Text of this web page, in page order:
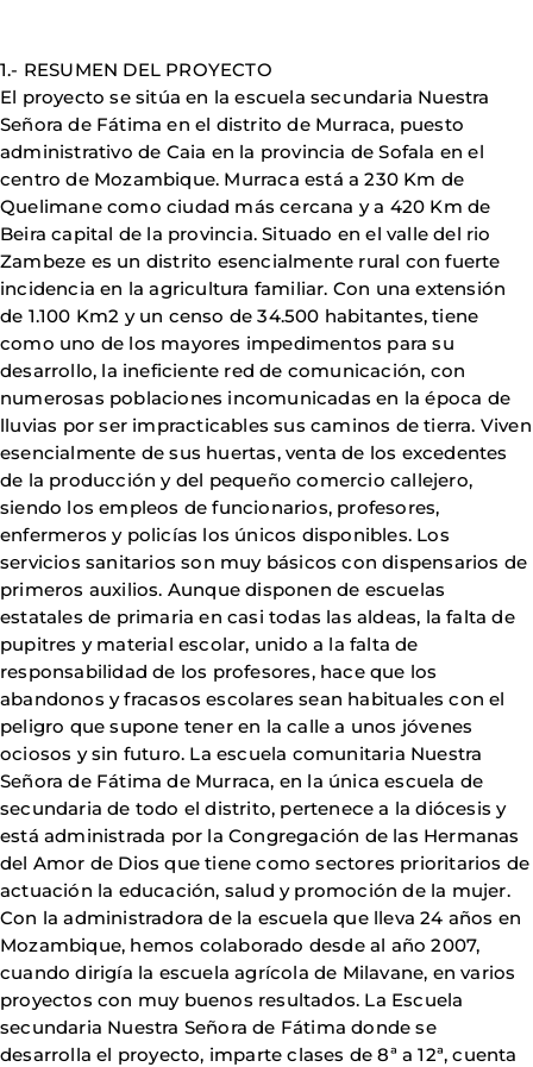
1.- RESUMEN DEL PROYECTO
El proyecto se sitúa en la escuela secundaria Nuestra
Señora de Fátima en el distrito de Murraca, puesto
administrativo de Caia en la provincia de Sofala en el
centro de Mozambique. Murraca está a 230 Km de
Quelimane como ciudad más cercana y a 420 Km de
Beira capital de la provincia. Situado en el valle del rio
Zambeze es un distrito esencialmente rural con fuerte
incidencia en la agricultura familiar. Con una extensión
de 1.100 Km2 y un censo de 34.500 habitantes, tiene
como uno de los mayores impedimentos para su
desarrollo, la ineficiente red de comunicación, con
numerosas poblaciones incomunicadas en la época de
lluvias por ser impracticables sus caminos de tierra. Viven
esencialmente de sus huertas, venta de los excedentes
de la producción y del pequeño comercio callejero,
siendo los empleos de funcionarios, profesores,
enfermeros y policías los únicos disponibles. Los
servicios sanitarios son muy básicos con dispensarios de
primeros auxilios. Aunque disponen de escuelas
estatales de primaria en casi todas las aldeas, la falta de
pupitres y material escolar, unido a la falta de
responsabilidad de los profesores, hace que los
abandonos y fracasos escolares sean habituales con el
peligro que supone tener en la calle a unos jóvenes
ociosos y sin futuro. La escuela comunitaria Nuestra
Señora de Fátima de Murraca, en la única escuela de
secundaria de todo el distrito, pertenece a la diócesis y
está administrada por la Congregación de las Hermanas
del Amor de Dios que tiene como sectores prioritarios de
actuación la educación, salud y promoción de la mujer.
Con la administradora de la escuela que lleva 24 años en
Mozambique, hemos colaborado desde al año 2007,
cuando dirigía la escuela agrícola de Milavane, en varios
proyectos con muy buenos resultados. La Escuela
secundaria Nuestra Señora de Fátima donde se
desarrolla el proyecto, imparte clases de 8ª a 12ª, cuenta